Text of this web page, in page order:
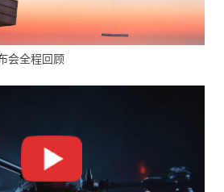
会全程回顾